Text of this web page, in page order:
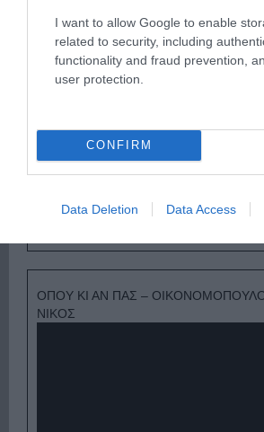
I want to allow Google to enable
related to security, including
functionality and fraud prevention,
user protection.
CONFIRM
Data Deletion Data Access
Ψηφοφορία:4.0. Από 271 ψήφους.
ΟΠΟΥ ΚΙ ΑΝ ΠΑΣ –
ΝΙΚΟΣ